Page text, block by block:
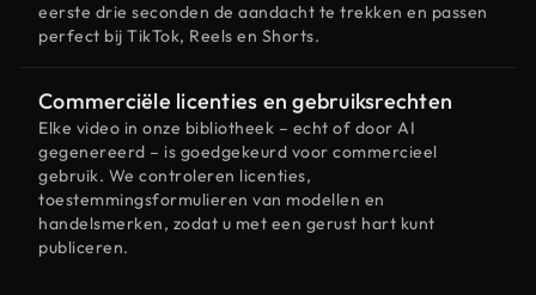
eerste drie seconden de aandacht te trekken en passen
perfect bij TikTok, Reels en Shorts.
Commerciële licenties en gebruiksrechten
Elke video in onze bibliotheek – echt of door AI
gegenereerd – is goedgekeurd voor commercieel
gebruik. We controleren licenties,
toestemmingsformulieren van modellen en
handelsmerken, zodat u met een gerust hart kunt
publiceren.